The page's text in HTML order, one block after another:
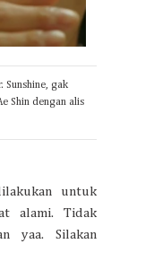
Sunshine, gak
Shin dengan alis
untuk
alami. Tidak
yaa. Silakan